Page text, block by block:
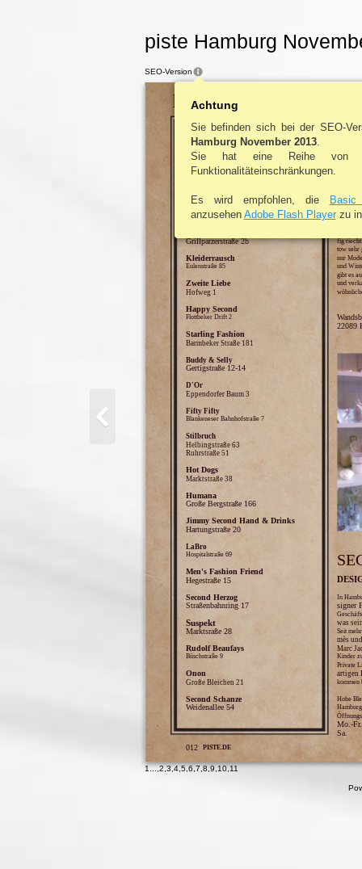
piste Hamburg
lifestyle |
Vintage & Rags
Bundesstraße 44
Grillparzerstraße 2b
Kleiderrausch
Eulenstraße 85
Zweite Liebe
Hofweg 1
Happy Second
Flottbeker Drift 2
Starling Fashion
Barmbeker Straße 181
Buddy & Selly
Gertigstraße 12-14
D'Or
Eppendorfer Baum 3
Fifty Fifty
Blankeneser Bahnhofstraße 7
Stilbruch
Helbingstraße 63
Ruhrstraße 51
Hot Dogs
Marktstraße 38
Humana
Große Bergstraße 166
Jimmy Second Hand & Drinks
Hartungstraße 20
LaBro
Hospitalstraße 69
Men's Fashion Friend
Hegestraße 15
Second Herzog
Straßenbahnring 17
Suspekt
Marktsraße 28
Rudolf Beaufays
Büschstraße 9
Onon
Große Bleichen 21
Second Schanze
Weidenallee 54
SECOND HAND IN HAMBURG
Läden
fig
tow sehr
nur
und
gibt es
und
In
signer
was
Seit
mès
Marc
Kinder
Private
artigen
kommen
Hohe
Mo.-
Sa.
22089
012 PISTE.DE
SEO-Version
Achtung
Sie befinden sich bei der SEO-
Hamburg November 2013.
Sie hat eine Reihe von
Funktionalitäteinschränkungen.
Es wird empfohlen, die Basic
anzusehen Adobe Flash Playerzu
1...,2,3,4,5,6,7,8,9,10,11